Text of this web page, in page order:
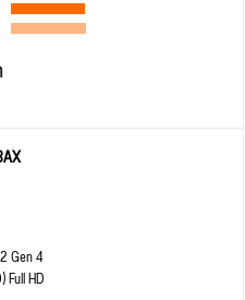
Gen 4
Full HD